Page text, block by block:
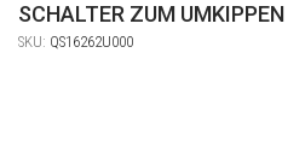
SCHALTER ZUM UMKIPPEN
SKU: QS16262U000